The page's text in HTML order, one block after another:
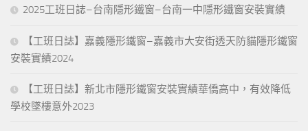
2025工班日誌–台南隱形鐵窗–台南一中隱形鐵窗安裝實績
【工班日誌】嘉義隱形鐵窗–嘉義市大安街透天防貓隱形鐵窗
安裝實績2024
【工班日誌】新北市隱形鐵窗安裝實績華僑高中，有效降低
學校墜樓意外2023